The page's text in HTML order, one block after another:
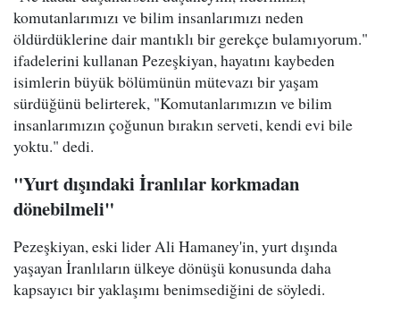
komutanlarımızı ve bilim insanlarımızı neden
öldürdüklerine dair mantıklı bir gerekçe bulamıyorum."
ifadelerini kullanan Pezeşkiyan, hayatını kaybeden
isimlerin büyük bölümünün mütevazı bir yaşam
sürdüğünü belirterek, "Komutanlarımızın ve bilim
insanlarımızın çoğunun bırakın serveti, kendi evi bile
yoktu." dedi.
"Yurt dışındaki İranlılar korkmadan
dönebilmeli"
Pezeşkiyan, eski lider Ali Hamaney'in, yurt dışında
yaşayan İranlıların ülkeye dönüşü konusunda daha
kapsayıcı bir yaklaşımı benimsediğini de söyledi.